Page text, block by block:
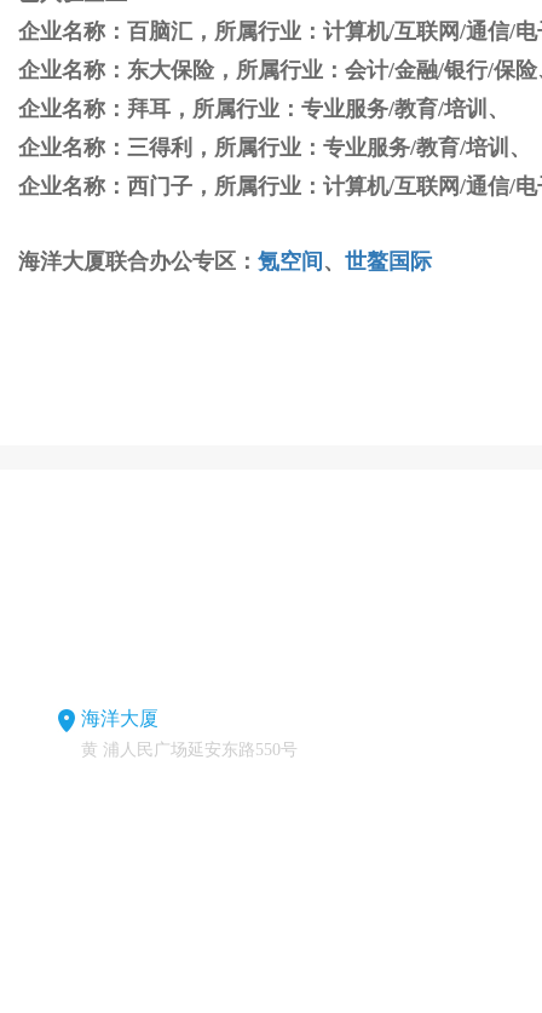
企业名称：百脑汇，所属行业：计算机/互联网/通信/电子
企业名称：东大保险，所属行业：会计/金融/银行/保险
企业名称：拜耳，所属行业：专业服务/教育/培训、
企业名称：三得利，所属行业：专业服务/教育/培训、
企业名称：西门子，所属行业：计算机/互联网/通信/
海洋大厦联合办公专区： 氪空间 、 世鳌国际
海洋大厦
黄 浦人民广场延安东路550号